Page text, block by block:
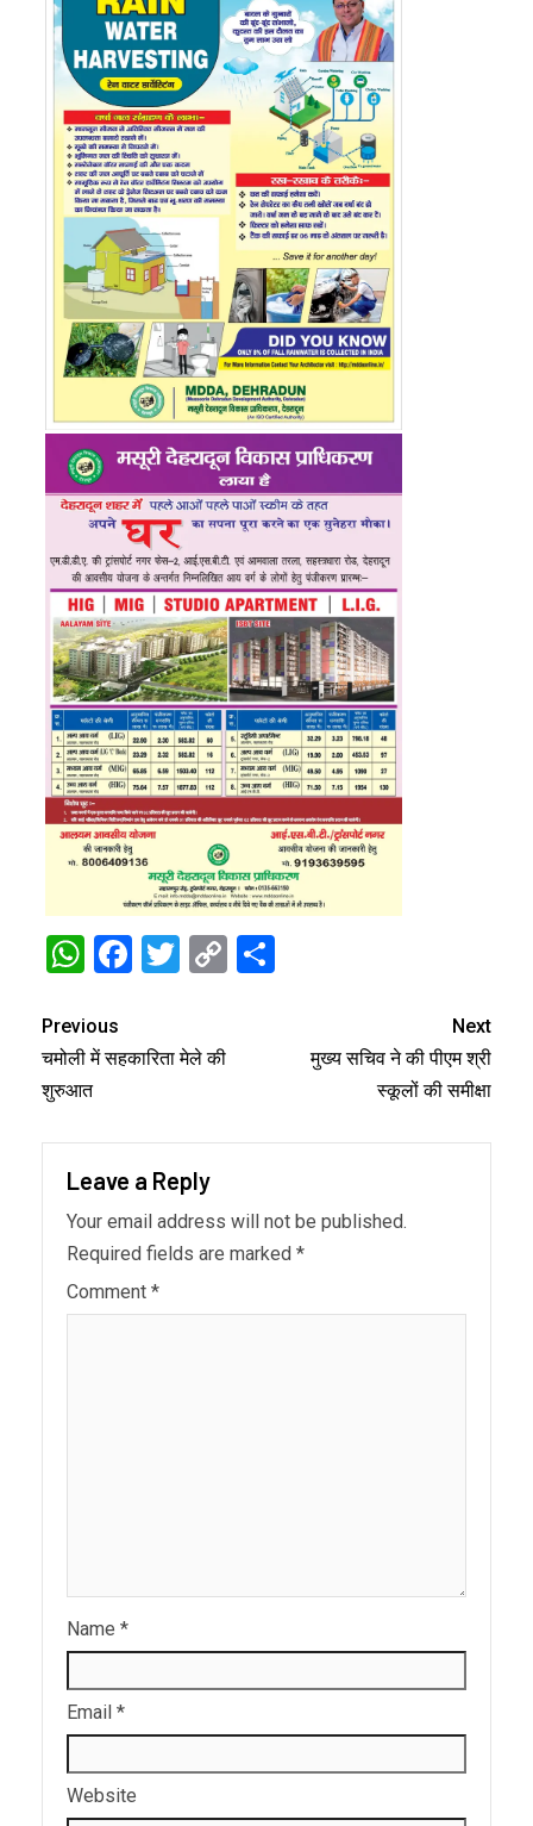
WhatsApp
Facebook
Twitter
Copy
Previous
चमोली में सहकारिता मेले की
शुरुआत
Next
मुख्य सचिव ने की पीएम श्री
स्कूलों की समीक्षा
Leave a Reply
Your email address will not be published.
Required fields are marked *
Comment *
Name *
Email *
Website